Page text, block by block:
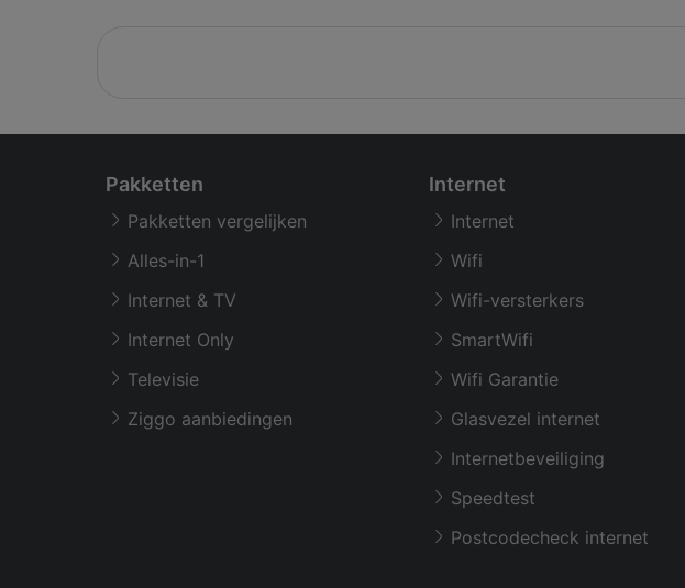
Pakketten
Pakketten vergelijken
Alles-in-1
Internet & TV
Internet Only
Televisie
Ziggo aanbiedingen
Internet
Internet
Wifi
Wifi-versterkers
SmartWifi
Wifi Garantie
Glasvezel internet
Internetbeveiliging
Speedtest
Postcodecheck internet